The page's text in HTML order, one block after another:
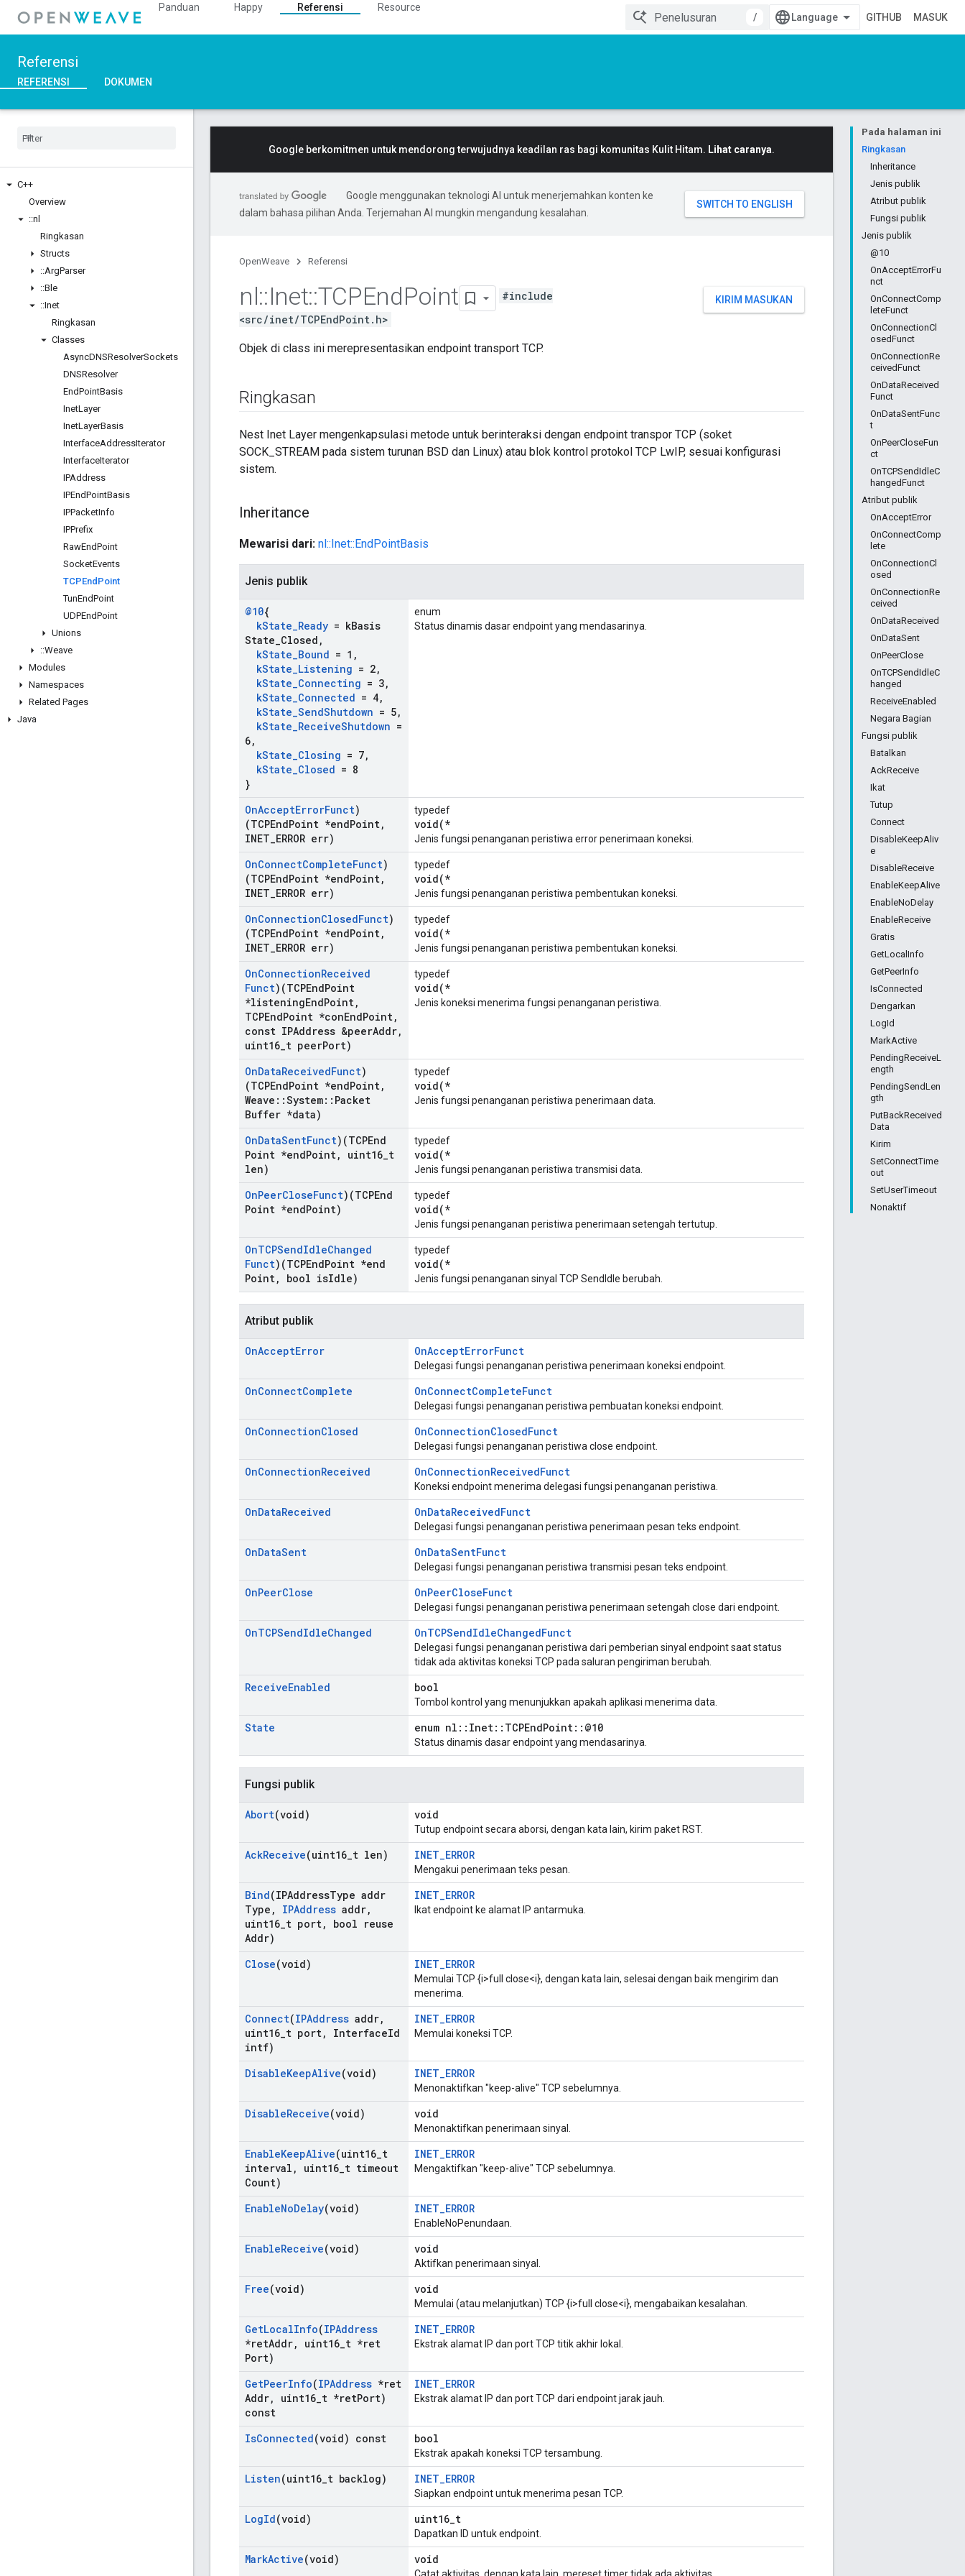
Panduan Happy Referensi
Resource
/
GITHUB MASUK
Referensi
REFERENSI DOKUMEN
C++
Overview
::nl
Ringkasan
Structs
::ArgParser
::Ble
::Inet
Ringkasan
Classes
AsyncDNSResolverSockets
DNSResolver
EndPointBasis
InetLayer
InetLayerBasis
InterfaceAddressIterator
InterfaceIterator
IPAddress
IPEndPointBasis
IPPacketInfo
IPPrefix
RawEndPoint
SocketEvents
TCPEnd Point
TunEndPoint
UDPEndPoint
Unions
::Weave
Modules
Namespaces
Related Pages
Java
Pada halaman ini
Ringkasan
Inheritance
Jenis publik
Atribut publik
Fungsi publik
Jenis publik
@10
OnAcceptErrorFu
nct
OnConnectComp
leteFunct
OnConnectionCl
osedFunct
OnConnectionRe
ceivedFunct
OnDataReceived
Funct
OnDataSentFunc
t
OnPeerCloseFun
ct
OnTCPSendIdleC
hangedFunct
Atribut publik
OnAcceptError
OnConnectComp
lete
OnConnectionCl
osed
OnConnectionRe
ceived
OnDataReceived
OnDataSent
OnPeerClose
OnTCPSendIdleC
hanged
ReceiveEnabled
Negara Bagian
Fungsi publik
Batalkan
AckReceive
Ikat
Tutup
Connect
DisableKeepAliv
e
DisableReceive
EnableKeepAlive
EnableNoDelay
EnableReceive
Gratis
GetLocalInfo
GetPeerInfo
IsConnected
Dengarkan
LogId
MarkActive
PendingReceiveL
ength
PendingSendLen
gth
PutBackReceived
Data
Kirim
SetConnectTime
out
SetUserTimeout
Nonaktif
Google berkomitmen untuk mendorong terwujudnya keadilan ras bagi komunitas Kulit Hitam. Lihat caranya.
Google menggunakan teknologi AI untuk menerjemahkan konten ke
dalam bahasa pilihan Anda. Terjemahan AI mungkin mengandung kesalahan.
OpenWeave Referensi
KIRIM MASUKAN
nl::Inet::TCPEndPoint
#include
<src/inet/TCPEndPoint.h>
Objek di class ini merepresentasikan endpoint transport TCP.
Ringkasan
Nest Inet Layer mengenkapsulasi metode untuk berinteraksi dengan endpoint transpor TCP (soket
SOCK_STREAM pada sistem turunan BSD dan Linux) atau blok kontrol protokol TCP LwIP, sesuai konfigurasi
sistem.
Inheritance
Mewarisi dari: nl::Inet::EndPointBasis
Jenis publik
@10{
kState_Ready = kBasis
State Closed ,
kState_Bound = 1 ,
kState_Listening = 2,
kState_Connecting = 3,
kState_Connected = 4,
kState_SendShutdown = 5,
kState_ReceiveShutdown =
6,
kState_Closing = 7,
kState_Closed = 8
}
enum
Status dinamis dasar endpoint yang mendasarinya.
OnAcceptErrorFunct)
(TCPEndPoint *endPoint,
INET ERROR err)
typedef
void(*
Jenis fungsi penanganan peristiwa error penerimaan koneksi.
OnConnectCompleteFunct)
(TCPEndPoint *endPoint,
INET ERROR err)
typedef
void(*
Jenis fungsi penanganan peristiwa pembentukan koneksi.
OnConnectionClosedFunct)
(TCPEndPoint *endPoint,
INET ERROR err)
typedef
void(*
Jenis fungsi penanganan peristiwa pembentukan koneksi.
OnConnectionReceived
Funct)(TCPEndPoint
*listeningEndPoint,
TCPEndPoint *conEndPoint,
const IPAddress &peerAddr,
uint16 t peerPort)
typedef
void(*
Jenis koneksi menerima fungsi penanganan peristiwa.
OnDataReceivedFunct)
(TCPEndPoint *endPoint,
Weave ::System:: Packet
Buffer *data)
typedef
void(*
Jenis fungsi penanganan peristiwa penerimaan data.
OnDataSentFunct)(TCPEnd
Point *endPoint, uint16 t
len)
typedef
void(*
Jenis fungsi penanganan peristiwa transmisi data.
OnPeerCloseFunct)(TCPEnd
Point *endPoint)
typedef
void(*
Jenis fungsi penanganan peristiwa penerimaan setengah tertutup.
OnTCPSendIdleChanged
Funct)(TCPEndPoint *end
Point, bool isIdle)
typedef
void(*
Jenis fungsi penanganan sinyal TCP SendIdle berubah.
Atribut publik
OnAcceptError OnAcceptErrorFunct
Delegasi fungsi penanganan peristiwa penerimaan koneksi endpoint.
OnConnectComplete OnConnectCompleteFunct
Delegasi fungsi penanganan peristiwa pembuatan koneksi endpoint.
OnConnectionClosed OnConnectionClosedFunct
Delegasi fungsi penanganan peristiwa close endpoint.
OnConnectionReceived OnConnectionReceivedFunct
Koneksi endpoint menerima delegasi fungsi penanganan peristiwa.
OnDataReceived OnDataReceivedFunct
Delegasi fungsi penanganan peristiwa penerimaan pesan teks endpoint.
OnDataSent OnDataSentFunct
Delegasi fungsi penanganan peristiwa transmisi pesan teks endpoint.
OnPeerClose OnPeerCloseFunct
Delegasi fungsi penanganan peristiwa penerimaan setengah close dari endpoint.
OnTCPSendIdleChanged OnTCPSendIdleChangedFunct
Delegasi fungsi penanganan peristiwa dari pemberian sinyal endpoint saat status
tidak ada aktivitas koneksi TCP pada saluran pengiriman berubah.
ReceiveEnabled bool
Tombol kontrol yang menunjukkan apakah aplikasi menerima data.
State enum nl::Inet::TCPEndPoint::@10
Status dinamis dasar endpoint yang mendasarinya.
Fungsi publik
Abort(void) void
Tutup endpoint secara aborsi, dengan kata lain, kirim paket RST.
AckReceive(uint16 t len) INET_ERROR
Mengakui penerimaan teks pesan.
Bind(IPAddressType addr
Type , IPAddress addr,
uint16 t port,
bool reuse
Addr)
INET_ERROR
Ikat endpoint ke alamat IP antarmuka.
Close(void) INET_ERROR
Memulai TCP {i>full close<i}, dengan kata lain, selesai dengan baik mengirim dan
menerima.
Connect(IPAddress addr,
uint16 t port, InterfaceId
intf)
INET_ERROR
Memulai koneksi TCP.
DisableKeepAlive(void) INET_ERROR
Menonaktifkan "keep-alive" TCP sebelumnya.
DisableReceive(void) void
Menonaktifkan penerimaan sinyal.
EnableKeepAlive(uint16 t
interval , uint16 t timeout
Count)
INET_ERROR
Mengaktifkan "keep-alive" TCP sebelumnya.
EnableNoDelay(void) INET_ERROR
EnableNoPenundaan.
EnableReceive(void) void
Aktifkan penerimaan sinyal.
Free(void) void
Memulai (atau melanjutkan) TCP {i>full close<i}, mengabaikan kesalahan.
GetLocalInfo(IPAddress
*retAddr, uint16 t *ret
Port)
INET_ERROR
Ekstrak alamat IP dan port TCP titik akhir lokal.
GetPeerInfo(IPAddress *ret
Addr, uint16 t *retPort)
const
INET_ERROR
Ekstrak alamat IP dan port TCP dari endpoint jarak jauh.
IsConnected(void) const bool
Ekstrak apakah koneksi TCP tersambung.
Listen(uint16 t backlog) INET_ERROR
Siapkan endpoint untuk menerima pesan TCP.
LogId(void) uint16_t
Dapatkan ID untuk endpoint.
MarkActive(void) void